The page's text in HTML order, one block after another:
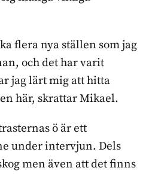
flera nya ställen som jag
och det har varit
jag lärt mig att hitta
här, skrattar Mikael.
ö är ett
under intervjun. Dels
men även att det finns